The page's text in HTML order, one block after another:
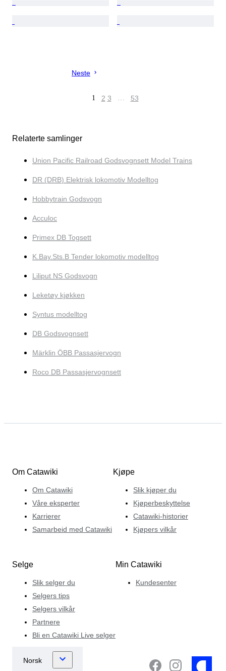
Neste
1 2 3 … 53
Relaterte samlinger
Union Pacific Railroad Godsvognsett Model Trains
DR (DRB) Elektrisk lokomotiv Modelltog
Hobbytrain Godsvogn
Acculoc
Primex DB Togsett
K.Bay.Sts.B Tender lokomotiv modelltog
Liliput NS Godsvogn
Leketøy kjøkken
Syntus modelltog
DB Godsvognsett
Märklin ÖBB Passasjervogn
Roco DB Passasjervognsett
Om Catawiki
Om Catawiki
Våre eksperter
Karrierer
Samarbeid med Catawiki
Kjøpe
Slik kjøper du
Kjøperbeskyttelse
Catawiki-historier
Kjøpers vilkår
Selge
Slik selger du
Selgers tips
Selgers vilkår
Partnere
Bli en Catawiki Live selger
Min Catawiki
Kundesenter